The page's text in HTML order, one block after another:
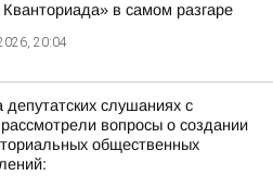
в самом разгаре
20:04
депутатских слушаниях с
вопросы о создании
общественных